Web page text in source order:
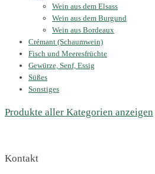
Wein aus dem Elsass
Wein aus dem Burgund
Wein aus Bordeaux
Crémant (Schaumwein)
Fisch und Meeresfrüchte
Gewürze, Senf, Essig
Süßes
Sonstiges
Produkte aller Kategorien anzeigen
Kontakt